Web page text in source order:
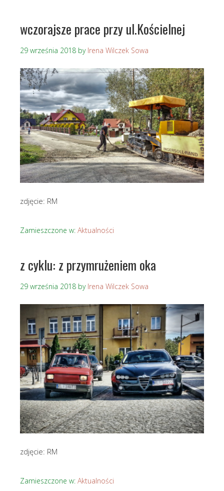
wczorajsze prace przy ul.Kościelnej
29 września 2018 by Irena Wilczek Sowa
zdjęcie: RM
Zamieszczone w: Aktualności
z cyklu: z przymrużeniem oka
29 września 2018 by Irena Wilczek Sowa
zdjęcie: RM
Zamieszczone w: Aktualności